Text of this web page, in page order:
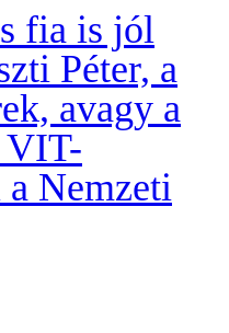
fia is jól
Péter, a
avagy a
Nemzeti